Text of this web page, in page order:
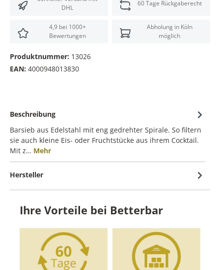
DHL
60 Tage Rückgaberecht
4,9 bei 1000+
Bewertungen
Abholung in Köln
möglich
Produktnummer: 13026
EAN: 4000948013830
Beschreibung
Barsieb aus Edelstahl mit eng gedrehter Spirale. So filtern
sie auch kleine Eis- oder Fruchtstücke aus ihrem Cocktail.
Mit z… Mehr
Hersteller
Ihre Vorteile bei Betterbar